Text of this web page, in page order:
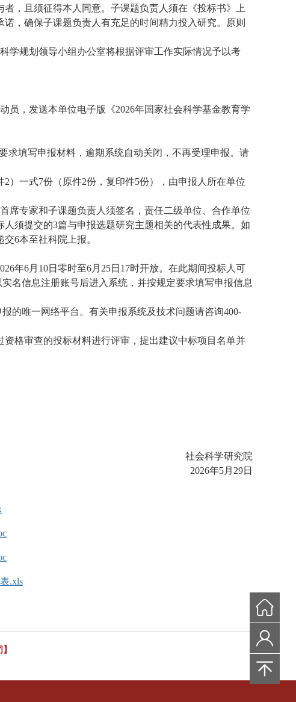
，且须征得本人同意。子课题负责人须在《投标书》上
，确保子课题负责人有充足的时间精力投入研究。原则
学规划领导小组办公室将根据评审工作实际情况予以考
员，发送本单位电子版《2026年国家社会科学基金教育学
求填写申报材料， 逾期系统自动关闭，不再受理申报。请
2）一式7份（原件2份，复印件5份），由申报人所在单位
首席专家和子课题负责人须签名，责任二级单位、合作单位
人须提交的3篇与申报选题研究主题相关的代表性成果。如
交6本至社科院上报。
年6月10日零时至6月25日17时开放。在此期间投标人可
实名信息注册账号后进入系统，并按规定要求填写申报信息
的唯一网络平台。有关申报系统及技术问题请咨询400-
格审查的投标材料进行评审，提出建议中标项目名单并
社会科学研究院
2026年5月29日
.xls